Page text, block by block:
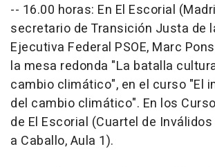
-- 16.00 horas: En El Escorial
secretario de Transición Justa de
Ejecutiva Federal PSOE, Marc
la mesa redonda "La batalla
cambio climático", en el curso "El
del cambio climático". En los
de El Escorial (Cuartel de
a Caballo, Aula 1).